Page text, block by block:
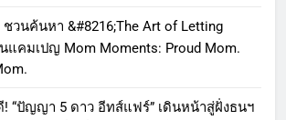
วนค้นหา &#8216;The Art of Letting
แคมเปญ Mom Moments: Proud Mom.
“ปัญญา 5 ดาว อีทส์แฟร์” เดินหน้าสู่ฝั่งธนฯ